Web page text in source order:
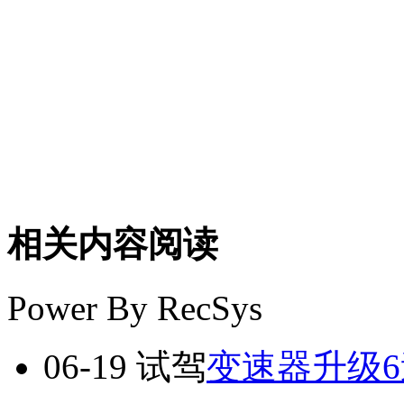
相关内容阅读
Power By RecSys
06-19 试驾变速器升级